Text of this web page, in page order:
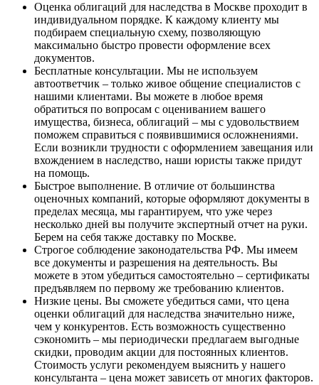
Оценка облигаций для наследства в Москве проходит в
индивидуальном порядке. К каждому клиенту мы
подбираем специальную схему, позволяющую
максимально быстро провести оформление всех
документов.
Бесплатные консультации. Мы не используем
автоответчик – только живое общение специалистов с
нашими клиентами. Вы можете в любое время
обратиться по вопросам с оцениванием вашего
имущества, бизнеса, облигаций – мы с удовольствием
поможем справиться с появившимися осложнениями.
Если возникли трудности с оформлением завещания или
вхождением в наследство, наши юристы также придут
на помощь.
Быстрое выполнение. В отличие от большинства
оценочных компаний, которые оформляют документы в
пределах месяца, мы гарантируем, что уже через
несколько дней вы получите экспертный отчет на руки.
Берем на себя также доставку по Москве.
Строгое соблюдение законодательства РФ. Мы имеем
все документы и разрешения на деятельность. Вы
можете в этом убедиться самостоятельно – сертификаты
предъявляем по первому же требованию клиентов.
Низкие цены. Вы сможете убедиться сами, что цена
оценки облигаций для наследства значительно ниже,
чем у конкурентов. Есть возможность существенно
сэкономить – мы периодически предлагаем выгодные
скидки, проводим акции для постоянных клиентов.
Стоимость услуги рекомендуем выяснить у нашего
консультанта – цена может зависеть от многих факторов.